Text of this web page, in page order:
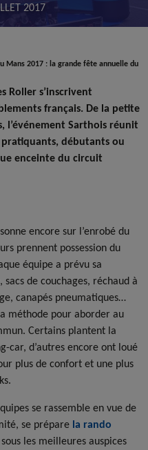
2017
Mans 2017 : la grande fête annuelle du
Roller s’inscrivent
français. De la petite
l’événement Sarthois réunit
débutants ou
enceinte du circuit
encore sur l’enrobé du
prennent possession du
équipe a prévu sa
de couchages, réchaud à
canapés pneumatiques…
méthode pour aborder au
Certains plantent la
car, d’autres encore ont loué
plus de confort et une plus
se rassemble en vue de
se prépare la rando
les meilleures auspices